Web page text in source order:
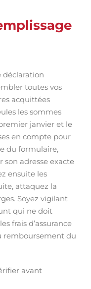
déclaration
toutes vos
acquittées
les sommes
janvier et le
en compte pour
du formulaire,
adresse exacte
ensuite les
attaquez la
Soyez vigilant
qui ne doit
frais d’assurance
remboursement du
avant